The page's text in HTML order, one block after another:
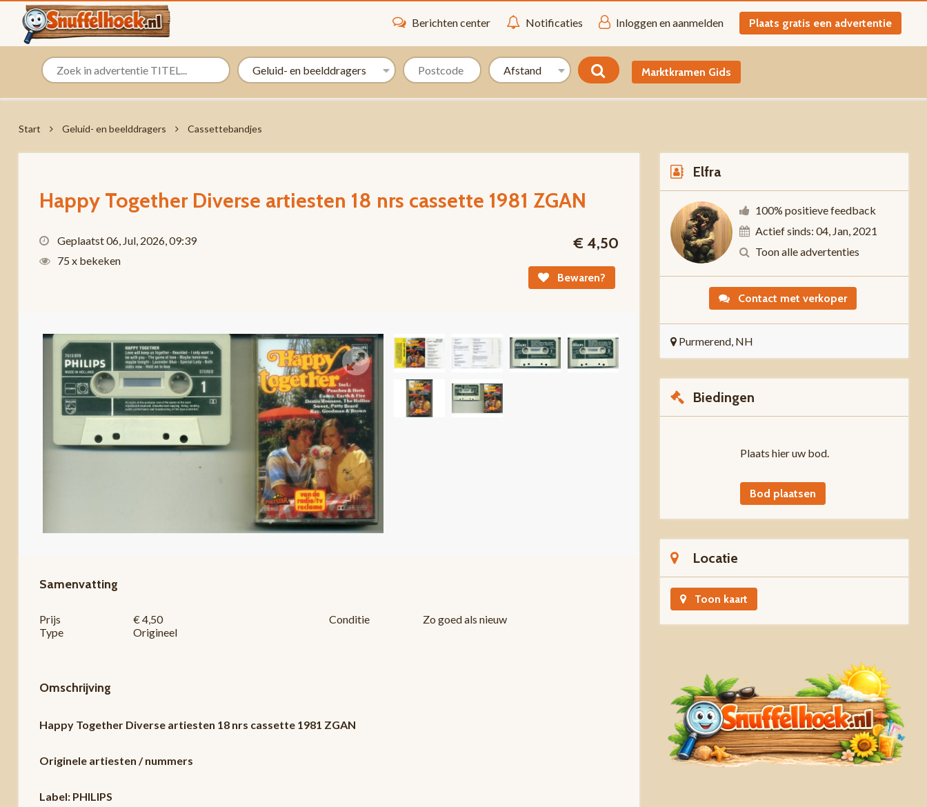
Berichten center Notificaties Inloggen en aanmelden Plaats gratis een advertentie
Marktkramen Gids
Start Geluid- en beelddragers Cassettebandjes
Happy Together Diverse artiesten 18 nrs cassette 1981 ZGAN
Geplaatst 06, Jul, 2026, 09:39
75 x bekeken
€ 4,50
Bewaren?
Samenvatting
Prijs € 4,50 Conditie
Zo goed als nieuw
Type
Origineel
Omschrijving
Happy Together Diverse artiesten 18 nrs cassette 1981 ZGAN
Originele artiesten / nummers
Label: PHILIPS
Elfra
100% positieve feedback
Actief sinds: 04, Jan, 2021
Toon alle advertenties
Contact met verkoper
Purmerend, NH
Biedingen
Plaats hier uw bod.
Bod plaatsen
Locatie
Toon kaart